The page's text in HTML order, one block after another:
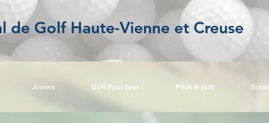
de Golf Haute-Vienne et Creuse
Jeunes Golf Pour tous Pitch & putt